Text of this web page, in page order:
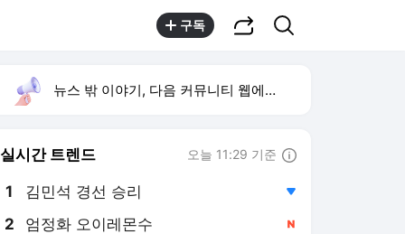
구독
뉴스 밖 이야기, 다음 커뮤니티 웹에서 보기
실시간 트렌드 오늘 11:29 기준
1 김민석 경선 승리
2 엄정화 오이레몬수